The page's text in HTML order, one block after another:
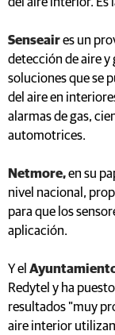
Senseaires un
detección de aire y
soluciones que se
del aire en
alarmas de gas,
automotrices.
Netmore,en su
nivel nacional,
para que los
aplicación.
Y el
Redytel y ha
resultados "muy
aire interior